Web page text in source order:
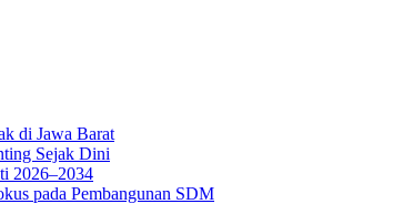
di Jawa Barat
Sejak Dini
2026–2034
pada Pembangunan SDM